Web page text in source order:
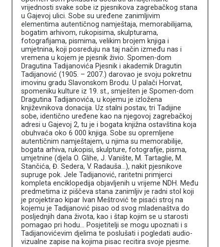
vrijednosti svake sobe iz pjesnikova zagrebačkog stana
u Gajevoj ulici. Sobe su uređene zanimljivim
elementima autentičnog namještaja, memorabilijama,
bogatim arhivom, rukopisima, skulpturama,
fotografijama, pismima, velikim brojem knjiga i
umjetnina, koji posreduju na taj način između nas i
vremena u kojem je pjesnik živio. Spomen-dom
Dragutina Tadijanovića Pjesnik i akademik Dragutin
Tadijanović (1905. – 2007.) darovao je svoju pokretnu
imovinu gradu Slavonskom Brodu. U palači Horvat,
spomeniku kulture iz 19. st., smješten je Spomen-dom
Dragutina Tadijanovića, u kojemu je izložena
književnikova donacija. Uz stalni postav, tri Tadijine
sobe, identično uređene kao na njegovoj zagrebačkoj
adresi u Gajevoj 2, tu je i bogata knjižna ostavština koja
obuhvaća oko 6 000 knjiga. Sobe su opremljene
autentičnim namještajem, u njima su memorabilije,
bogata arhiva, rukopisi, skulpture, fotografije, pisma,
umjetnine (djela O. Glihe, J. Vanište, M. Tartaglie, M.
Stančića, Đ. Sedera, V. Radauša...), nakit pjesnikove
supruge pok. Jele Tadijanović, raritetni primjerci
kompleta enciklopedija objavljenih u vrijeme NDH. Među
predmetima iz piščeva stana zanimljiv je radni stol koji
je projektirao kipar Ivan Meštrović te pisaći stroj na
kojemu je Tadijanović pisao od svog mladenaštva do
posljednjih dana života, kao i štap kojim se u starosti
pomagao pri hodu... Posjetitelji se mogu upoznati i s
Tadijanovićevim djelima te poslušati i pogledati audio-
vizualne zapise na kojima pisac recitira svoje pjesme.